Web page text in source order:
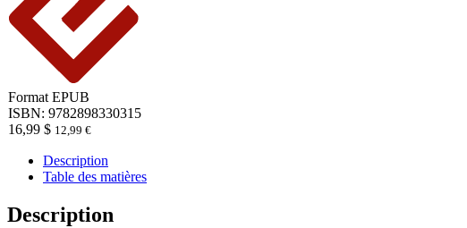
Format EPUB
ISBN: 9782898330315
16,99 $ 12,99 €
Description
Table des matières
Description